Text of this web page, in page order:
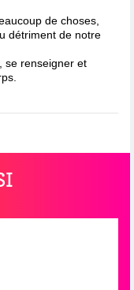
de choses,
détriment de notre
se renseigner et